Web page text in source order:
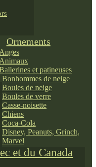
et du Canada
Ornements
Anges
Animaux
et patineuses
Bonhommes de neige
Boules de neige
Boules de verre
Casse-noisette
Chiens
Coca-Cola
Disney, Peanuts, Grinch,
Marvel